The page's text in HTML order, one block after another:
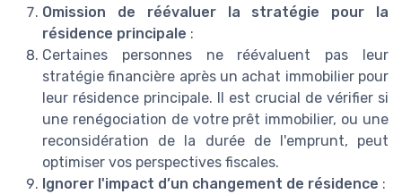
Omission de réévaluer la stratégie pour la
résidence principale :
Certaines personnes ne réévaluent pas leur
stratégie financière après un achat immobilier pour
leur résidence principale. Il est crucial de vérifier si
une renégociation de votre prêt immobilier, ou une
reconsidération de la durée de l'emprunt, peut
optimiser vos perspectives fiscales.
Ignorer l'impact d’un changement de résidence :